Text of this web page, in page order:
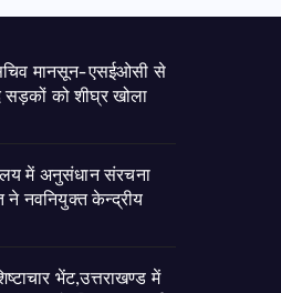
मानसून-एसईओसी से
सड़कों को शीघ्र खोला
में अनुसंधान संरचना
ने नवनियुक्त केन्द्रीय
भेंट,उत्तराखण्ड में